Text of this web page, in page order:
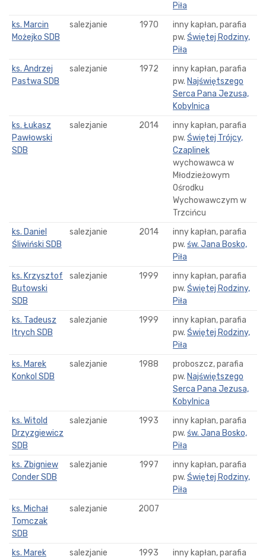
Piła
ks. Marcin
Możejko SDB
salezjanie 1970
inny kapłan, parafia
pw. Świętej Rodziny,
Piła
ks. Andrzej
Pastwa SDB
salezjanie 1972
inny kapłan, parafia
pw. Najświętszego
Serca Pana Jezusa,
Kobylnica
ks. Łukasz
Pawłowski
SDB
salezjanie 2014
inny kapłan, parafia
pw. Świętej Trójcy,
Czaplinek
wychowawca w
Młodzieżowym
Ośrodku
Wychowawczym w
Trzcińcu
ks. Daniel
Śliwiński SDB
salezjanie 2014
inny kapłan, parafia
pw. św. Jana Bosko,
Piła
ks. Krzysztof
Butowski
SDB
salezjanie 1999
inny kapłan, parafia
pw. Świętej Rodziny,
Piła
ks. Tadeusz
Itrych SDB
salezjanie 1999
inny kapłan, parafia
pw. Świętej Rodziny,
Piła
ks. Marek
Konkol SDB
salezjanie 1988
proboszcz, parafia
pw. Najświętszego
Serca Pana Jezusa,
Kobylnica
ks. Witold
Drzyzgiewicz
SDB
salezjanie 1993
inny kapłan, parafia
pw. św. Jana Bosko,
Piła
ks. Zbigniew
Conder SDB
salezjanie 1997
inny kapłan, parafia
pw. Świętej Rodziny,
Piła
ks. Michał
Tomczak
SDB
salezjanie 2007
ks. Marek
salezjanie 1993
inny kapłan, parafia